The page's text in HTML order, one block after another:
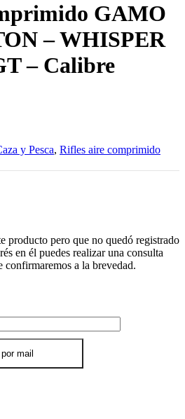
GAMO
– WHISPER
– Calibre
y Pesca, Rifles aire comprimido
producto pero que no quedó registrado
en él puedes realizar una consulta
a la brevedad.
mail